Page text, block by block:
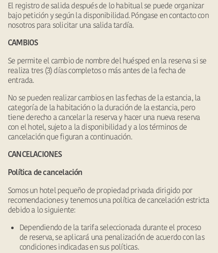
El registro de salida después de lo habitual se puede organizar
bajo petición y según la disponibilidad. Póngase en contacto con
nosotros para solicitar una salida tardía.
CAMBIOS
Se permite el cambio de nombre del huésped en la reserva si se
realiza tres (3) días completos o más antes de la fecha de
entrada.
No se pueden realizar cambios en las fechas de la estancia, la
categoría de la habitación o la duración de la estancia, pero
tiene derecho a cancelar la reserva y hacer una nueva reserva
con el hotel, sujeto a la disponibilidad y a los términos de
cancelación que figuran a continuación.
CANCELACIONES
Política de cancelación
Somos un hotel pequeño de propiedad privada dirigido por
recomendaciones y tenemos una política de cancelación estricta
debido a lo siguiente:
Dependiendo de la tarifa seleccionada durante el proceso
de reserva, se aplicará una penalización de acuerdo con las
condiciones indicadas en sus políticas.